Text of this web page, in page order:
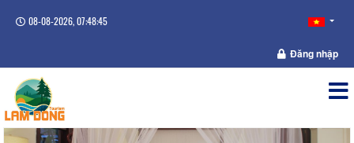
08-08-2026, 07:48:46
Đăng nhập